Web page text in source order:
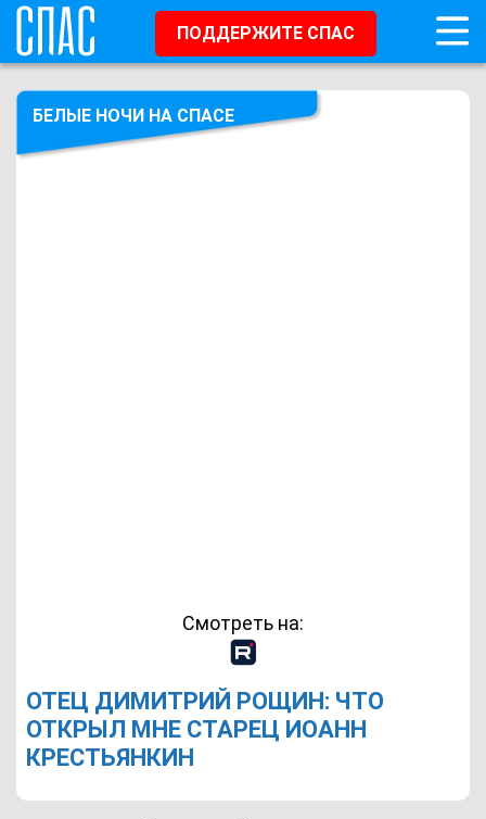
ПОДДЕРЖИТЕ СПАС
БЕЛЫЕ НОЧИ НА СПАСЕ
Смотреть на:
ОТЕЦ ДИМИТРИЙ РОЩИН: ЧТО
ОТКРЫЛ МНЕ СТАРЕЦ ИОАНН
КРЕСТЬЯНКИН